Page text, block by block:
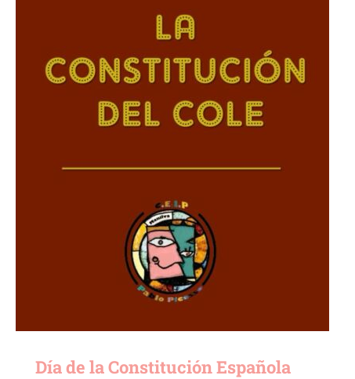
Día de la Constitución Española